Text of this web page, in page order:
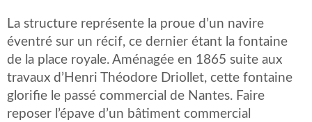
La structure représente la proue d’un navire
éventré sur un récif, ce dernier étant la fontaine
de la place royale. Aménagée en 1865 suite aux
travaux d’Henri Théodore Driollet, cette fontaine
glorifie le passé commercial de Nantes. Faire
reposer l’épave d’un bâtiment commercial